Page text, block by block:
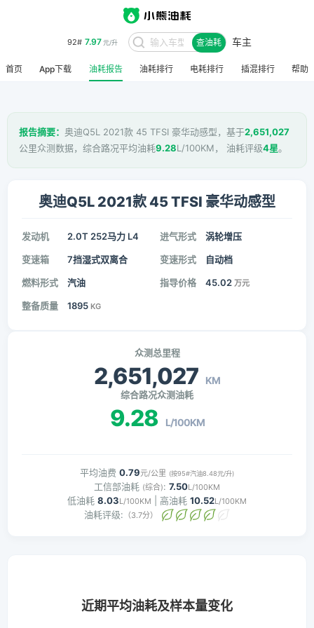
92# 7.97元/升 查油耗 车主
首页 App下载 油耗报告 油耗排行 电耗排行 插混排行 帮助
报告摘要： 奥迪Q5L 2021款 45 TFSI 豪华动感型，基于2,651,027
公里众测数据，综合路况平均油耗9.28L/100KM， 油耗评级4星。
奥迪Q5L 2021款 45 TFSI 豪华动感型
发动机 2.0T 252马力 L4 进气形式 涡轮增压
变速箱 7挡湿式双离合 变速形式 自动档
燃料形式 汽油 指导价格 45.02 万元
整备质量 1895 KG
众测总里程
2,651,027 KM
综合路况众测油耗
9.28 L/100KM
平均油费 0.79元/公里 (按95#汽油8.48元/升)
工信部油耗 (综合): 7.50L/100KM
低油耗 8.03L/100KM | 高油耗 10.52L/100KM
油耗评级: （3.7分）